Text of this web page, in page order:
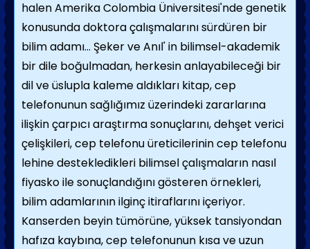
halen Amerika Colombia Üniversitesi'nde genetik
konusunda doktora çalışmalarını sürdüren bir
bilim adamı... Şeker ve Anıl' in bilimsel-akademik
bir dile boğulmadan, herkesin anlayabileceği bir
dil ve üslupla kaleme aldıkları kitap, cep
telefonunun sağlığımız üzerindeki zararlarına
ilişkin çarpıcı araştırma sonuçlarını, dehşet verici
çelişkileri, cep telefonu üreticilerinin cep telefonu
lehine destekledikleri bilimsel çalışmaların nasıl
fiyasko ile sonuçlandığını gösteren örnekleri,
bilim adamlarının ilginç itiraflarını içeriyor.
Kanserden beyin tümörüne, yüksek tansiyondan
hafıza kaybına, cep telefonunun kısa ve uzun